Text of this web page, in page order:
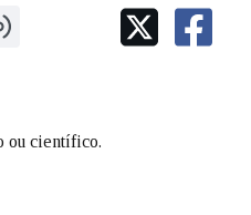
CORPORATIVA
DEL ADALID
HOMENAXEADAS
DAS LETRAS
ou científico.